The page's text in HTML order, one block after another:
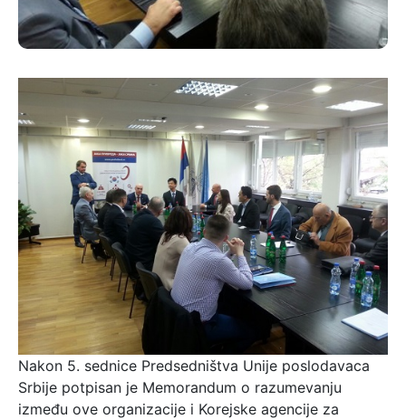
Nakon 5. sednice Predsedništva Unije poslodavaca
Srbije potpisan je Memorandum o razumevanju
između ove organizacije i Korejske agencije za